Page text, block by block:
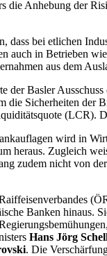
die Anhebung der
dass bei etlichen
auch in Betrieben
aus dem
der Basler
die Sicherheiten der
(LCR).
wird in
heraus. Zugleich
zudem nicht von
Banken hinaus.
Hans Jörg
. Die